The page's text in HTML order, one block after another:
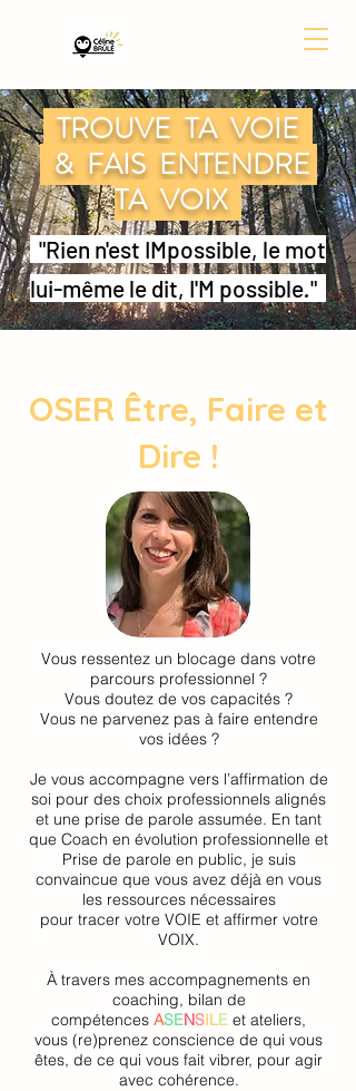
TROUVE TA VOIE
& FAIS ENTENDRE
TA VOIX
"Rien n'est IMpossible, le mot
lui-même le dit, I'M possible."
OSER Être, Faire et
Dire !
Vous ressentez un blocage dans votre
parcours professionnel ?
Vous doutez de vos capacités ?
Vous ne parvenez pas à faire entendre
vos idées ?
Je vous accompagne vers l’affirmation de
soi pour des choix professionnels alignés
et une prise de parole assumée. En tant
que Coach en évolution professionnelle et
Prise de parole en public, je suis
convaincue que vous avez déjà en vous
les ressources nécessaires
pour tracer votre VOIE et affirmer votre
VOIX.
À travers mes accompagnements en
coaching, bilan de
compétences ASENSILE et ateliers,
vous (re)prenez conscience de qui vous
êtes, de ce qui vous fait vibrer, pour agir
avec cohérence.